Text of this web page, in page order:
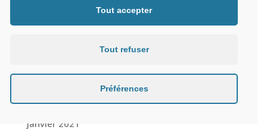
juin 2021
février 2021
janvier 2021
Tout accepter
Tout refuser
Préférences